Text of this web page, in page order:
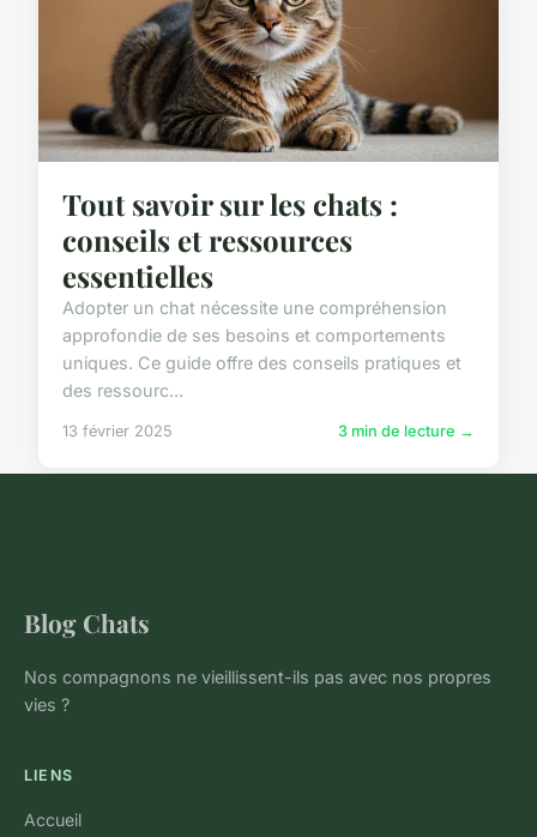
Tout savoir sur les chats :
conseils et ressources
essentielles
Adopter un chat nécessite une compréhension
approfondie de ses besoins et comportements
uniques. Ce guide offre des conseils pratiques et
des ressourc...
13 février 2025 3 min de lecture →
Blog Chats
Nos compagnons ne vieillissent-ils pas avec nos propres
vies ?
LIENS
Accueil